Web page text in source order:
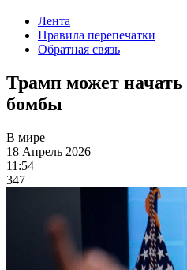
Лента
Правила перепечатки
Обратная связь
Трамп может начать
бомбы
В мире
18 Апрель 2026
11:54
347